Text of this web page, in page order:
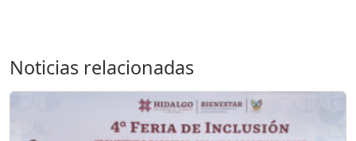
Noticias relacionadas